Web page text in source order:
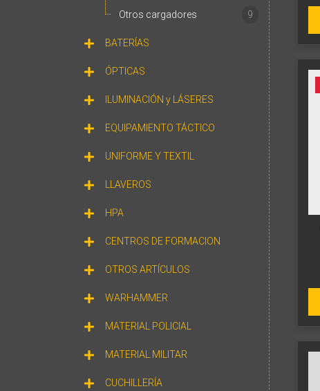
Otros cargadores 9
BATERÍAS
ÓPTICAS
ILUMINACIÓN y LÁSERES
EQUIPAMIENTO TÁCTICO
UNIFORME Y TEXTIL
LLAVEROS
HPA
CENTROS DE FORMACION
OTROS ARTÍCULOS
WARHAMMER
MATERIAL POLICIAL
MATERIAL MILITAR
CUCHILLERÍA